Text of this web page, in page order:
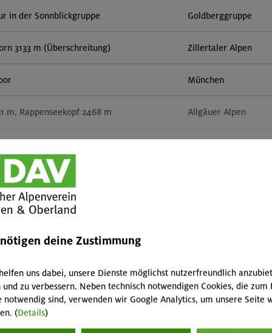
in der Sonnblickgruppe Goldberggruppe
3133 m (Überschreitung) Zillertaler Alpen
München
m, Rappenseekopf 2468 m Allgäuer Alpen
von Montafon und Rätikon
um den Hochgern
Karwendel
deine Zustimmung
uns dabei, unsere Dienste möglichst nutzerfreundlich
und zu verbessern. Neben technisch notwendigen Cookies, die zum
notwendig sind, verwenden wir Google Analytics, um unsere Seite
(Details)